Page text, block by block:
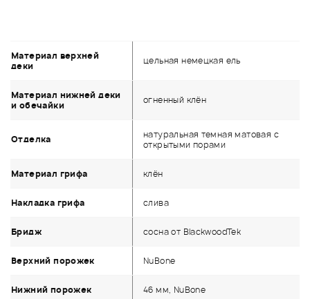
Материал верхней
деки
цельная немецкая ель
Материал нижней деки
и обечайки
огненный клён
Отделка
натуральная темная матовая с
открытыми порами
Материал грифа клён
Накладка грифа слива
Бридж сосна от BlackwoodTek
Верхний порожек NuBone
Нижний порожек 46 мм, NuBone